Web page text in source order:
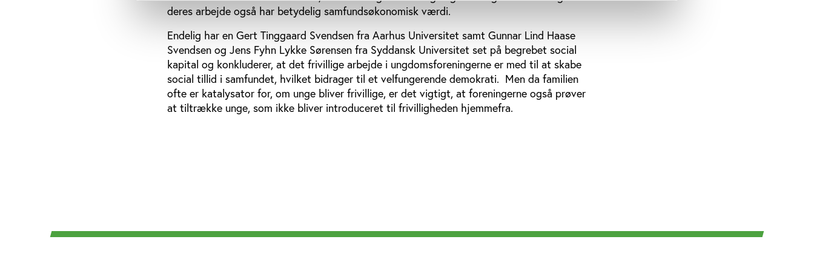
deres arbejde også har betydelig samfundsøkonomisk værdi.
Endelig har en Gert Tinggaard Svendsen fra Aarhus Universitet samt Gunnar Lind Haase
Svendsen og Jens Fyhn Lykke Sørensen fra Syddansk Universitet set på begrebet social
kapital og konkluderer, at det frivillige arbejde i ungdomsforeningerne er med til at skabe
social tillid i samfundet, hvilket bidrager til et velfungerende demokrati. Men da familien
ofte er katalysator for, om unge bliver frivillige, er det vigtigt, at foreningerne også prøver
at tiltrække unge, som ikke bliver introduceret til frivilligheden hjemmefra.